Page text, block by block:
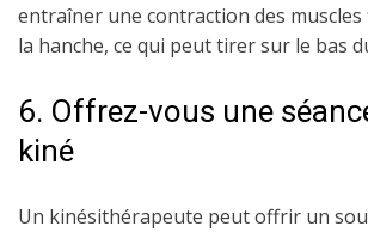
entraîner une contraction des muscles
la hanche, ce qui peut tirer sur le bas
6. Offrez-vous une
kiné
Un kinésithérapeute peut offrir un